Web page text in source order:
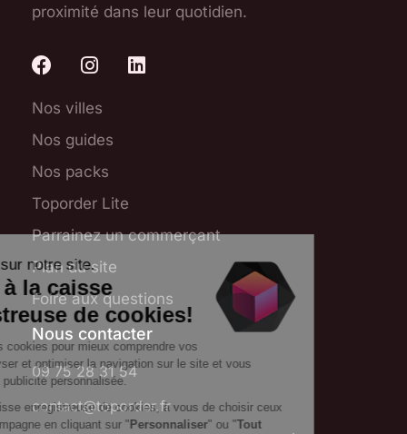
proximité dans leur quotidien.
Nos villes
Nos guides
Nos packs
Toporder Lite
Parrainez un commerçant
Plan du site
Foire aux questions
Nous contacter
09 75 28 31 54
contact@toporder.fr